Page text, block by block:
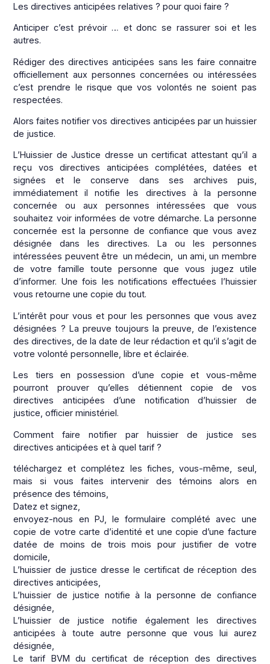
Les directives anticipées relatives ? pour quoi faire ?
Anticiper c’est prévoir … et donc se rassurer soi et les
autres.
Rédiger des directives anticipées sans les faire connaitre
officiellement aux personnes concernées ou intéressées
c’est prendre le risque que vos volontés ne soient pas
respectées.
Alors faites notifier vos directives anticipées par un huissier
de justice.
L’Huissier de Justice dresse un certificat attestant qu’il a
reçu vos directives anticipées complétées, datées et
signées et le conserve dans ses archives puis,
immédiatement il notifie les directives à la personne
concernée ou aux personnes intéressées que vous
souhaitez voir informées de votre démarche. La personne
concernée est la personne de confiance que vous avez
désignée dans les directives. La ou les personnes
intéressées peuvent être un médecin, un ami, un membre
de votre famille toute personne que vous jugez utile
d’informer. Une fois les notifications effectuées l’huissier
vous retourne une copie du tout.
L’intérêt pour vous et pour les personnes que vous avez
désignées ? La preuve toujours la preuve, de l’existence
des directives, de la date de leur rédaction et qu’il s’agit de
votre volonté personnelle, libre et éclairée.
Les tiers en possession d’une copie et vous-même
pourront prouver qu’elles détiennent copie de vos
directives anticipées d’une notification d’huissier de
justice, officier ministériel.
Comment faire notifier par huissier de justice ses
directives anticipées et à quel tarif ?
téléchargez et complétez les fiches, vous-même, seul,
mais si vous faites intervenir des témoins alors en
présence des témoins,
Datez et signez,
envoyez-nous en PJ, le formulaire complété avec une
copie de votre carte d’identité et une copie d’une facture
datée de moins de trois mois pour justifier de votre
domicile,
L’huissier de justice dresse le certificat de réception des
directives anticipées,
L’huissier de justice notifie à la personne de confiance
désignée,
L’huissier de justice notifie également les directives
anticipées à toute autre personne que vous lui aurez
désignée,
Le tarif BVM du certificat de réception des directives